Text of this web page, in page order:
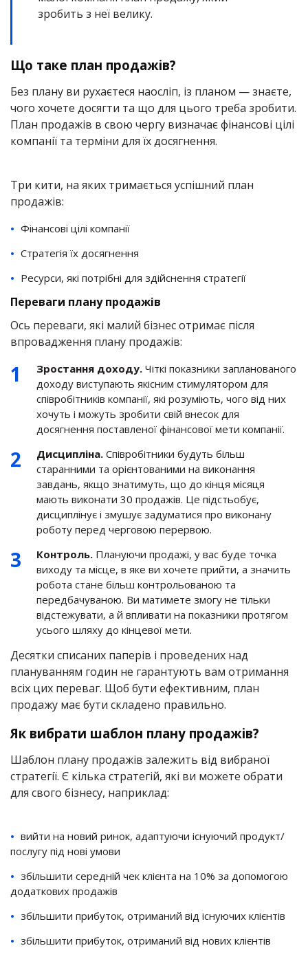
зробить з неї велику.
Що таке план продажів?
Без плану ви рухаєтеся наосліп, із планом — знаєте,
чого хочете досягти та що для цього треба зробити.
План продажів в свою чергу визначає фінансові цілі
компанії та терміни для їх досягнення.
Три кити, на яких тримається успішний план
продажів:
Фінансові цілі компанії
Стратегія їх досягнення
Ресурси, які потрібні для здійснення стратегії
Переваги плану продажів
Ось переваги, які малий бізнес отримає після
впровадження плану продажів:
Зростання доходу. Чіткі показники запланованого
доходу виступають якісним стимулятором для
співробітників компанії, які розуміють, чого від них
хочуть і можуть зробити свій внесок для
досягнення поставленої фінансової мети компанії.
Дисципліна. Співробітники будуть більш
старанними та орієнтованими на виконання
завдань, якщо знатимуть, що до кінця місяця
мають виконати 30 продажів. Це підстьобує,
дисциплінує і змушує задуматися про виконану
роботу перед черговою перервою.
Контроль. Плануючи продажі, у вас буде точка
виходу та місце, в яке ви хочете прийти, а значить
робота стане більш контрольованою та
передбачуваною. Ви матимете змогу не тільки
відстежувати, а й впливати на показники протягом
усього шляху до кінцевої мети.
Десятки списаних паперів і проведених над
плануванням годин не гарантують вам отримання
всіх цих переваг. Щоб бути ефективним, план
продажу має бути складено правильно.
Як вибрати шаблон плану продажів?
Шаблон плану продажів залежить від вибраної
стратегії. Є кілька стратегій, які ви можете обрати
для свого бізнесу, наприклад:
вийти на новий ринок, адаптуючи існуючий продукт/
послугу під нові умови
збільшити середній чек клієнта на 10% за допомогою
додаткових продажів
збільшити прибуток, отриманий від існуючих клієнтів
збільшити прибуток, отриманий від нових клієнтів